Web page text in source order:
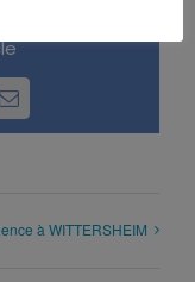
Email
à WITTERSHEIM